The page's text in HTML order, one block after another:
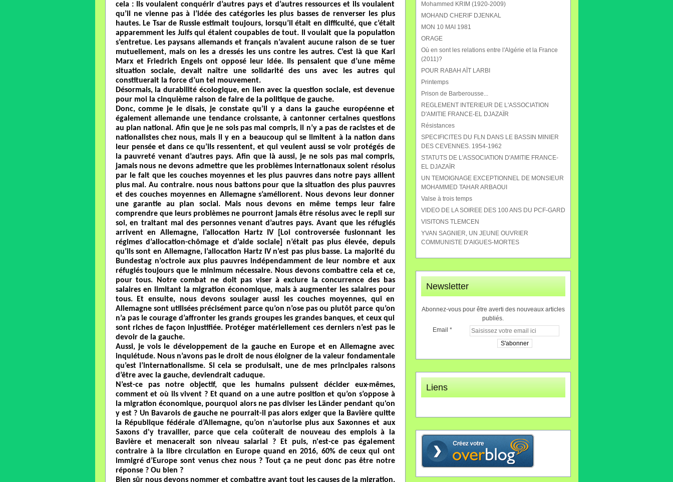
cela : Ils voulaient conquérir d’autres pays et d’autres ressources et ils voulaient
qu’il ne vienne pas à l’idée des catégories les plus basses de renverser les plus
hautes. Le Tsar de Russie estimait toujours, lorsqu’il était en difficulté, que c’était
apparemment les Juifs qui étaient coupables de tout. Il voulait que la population
s’entretue. Les paysans allemands et français n’avaient aucune raison de se tuer
mutuellement, mais on les a dressés les uns contre les autres. C’est là que Karl
Marx et Friedrich Engels ont opposé leur idée. Ils pensaient que d’une même
situation sociale, devait naître une solidarité des uns avec les autres qui
constituerait la force d’un tel mouvement.
Désormais, la durabilité écologique, en lien avec la question sociale, est devenue
pour moi la cinquième raison de faire de la politique de gauche.
Donc, comme je le disais, je constate qu’il y a dans la gauche européenne et
également allemande une tendance croissante, à cantonner certaines questions
au plan national. Afin que je ne sois pas mal compris, il n’y a pas de racistes et de
nationalistes chez nous, mais il y en a beaucoup qui se limitent à la nation dans
leur pensée et dans ce qu’ils ressentent, et qui veulent aussi se voir protégés de
la pauvreté venant d’autres pays. Afin que là aussi, je ne sois pas mal compris,
jamais nous ne devons admettre que les problèmes internationaux soient résolus
par le fait que les couches moyennes et les plus pauvres dans notre pays aillent
plus mal. Au contraire. nous nous battons pour que la situation des plus pauvres
et des couches moyennes en Allemagne s’améliorent. Nous devons leur donner
une garantie au plan social. Mais nous devons en même temps leur faire
comprendre que leurs problèmes ne pourront jamais être résolus avec le repli sur
soi, en traitant mal des personnes venant d’autres pays. Avant que les réfugiés
arrivent en Allemagne, l’allocation Hartz IV [Loi controversée fusionnant les
régimes d’allocation-chômage et d’aide sociale] n’était pas plus élevée, depuis
qu’ils sont en Allemagne, l’allocation Hartz IV n’est pas plus basse. La majorité du
Bundestag n’octroie aux plus pauvres indépendamment de leur nombre et aux
réfugiés toujours que le minimum nécessaire. Nous devons combattre cela et ce,
pour tous. Notre combat ne doit pas viser à exclure la concurrence des bas
salaires en limitant la migration économique, mais à augmenter les salaires pour
tous. Et ensuite, nous devons soulager aussi les couches moyennes, qui en
Allemagne sont utilisées précisément parce qu’on n’ose pas ou plutôt parce qu’on
n’a pas le courage d’affronter les grands groupes les grandes banques, et ceux qui
sont riches de façon injustifiée. Protéger matériellement ces derniers n’est pas le
devoir de la gauche.
Aussi, je vois le développement de la gauche en Europe et en Allemagne avec
inquiétude. Nous n’avons pas le droit de nous éloigner de la valeur fondamentale
qu’est l’internationalisme. Si cela se produisait, une de mes principales raisons
d’être avec la gauche, deviendrait caduque.
N’est-ce pas notre objectif, que les humains puissent décider eux-mêmes,
comment et où ils vivent ? Et quand on a une autre position et qu’on s’oppose à
la migration économique, pourquoi alors ne pas diviser les Länder pendant qu'on
y est ? Un Bavarois de gauche ne pourrait-il pas alors exiger que la Bavière quitte
la République fédérale d’Allemagne, qu’on n’autorise plus aux Saxonnes et aux
Saxons d'y travailler, parce que cela coûterait de nouveau des emplois à la
Bavière et menacerait son niveau salarial ? Et puis, n'est-ce pas également
contraire à la libre circulation en Europe quand en 2016, 60% de ceux qui ont
immigré d’Europe sont venus chez nous ? Tout ça ne peut donc pas être notre
réponse ? Ou bien ?
Bien sûr nous devons nommer et combattre avant tout les causes de la migration,
Mohammed KRIM (1920-2009)
MOHAND CHERIF DJENKAL
MON 10 MAI 1981
ORAGE
Où en sont les relations entre l'Algérie et la France
(2011)?
POUR RABAH AÏT LARBI
Printemps
Prison de Barberousse...
REGLEMENT INTERIEUR DE L'ASSOCIATION
D'AMITIE FRANCE-EL DJAZAÏR
Résistances
SPECIFICITES DU FLN DANS LE BASSIN MINIER
DES CEVENNES. 1954-1962
STATUTS DE L'ASSOCIATION D'AMITIE FRANCE-
EL DJAZAÏR
UN TEMOIGNAGE EXCEPTIONNEL DE MONSIEUR
MOHAMMED TAHAR ARBAOUI
Valse à trois temps
VIDEO DE LA SOIREE DES 100 ANS DU PCF-GARD
VISITONS TLEMCEN
YVAN SAGNIER, UN JEUNE OUVRIER
COMMUNISTE D'AIGUES-MORTES
Newsletter
Abonnez-vous pour être averti des nouveaux articles
publiés.
Email
Liens